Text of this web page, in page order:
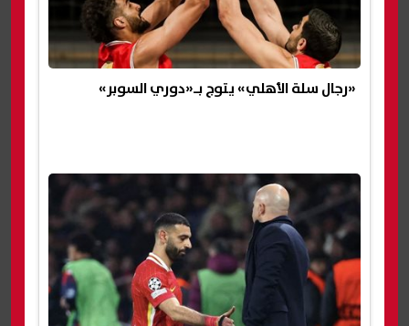
«رجال سلة الأهلي» يتوج بـ«دوري السوبر»